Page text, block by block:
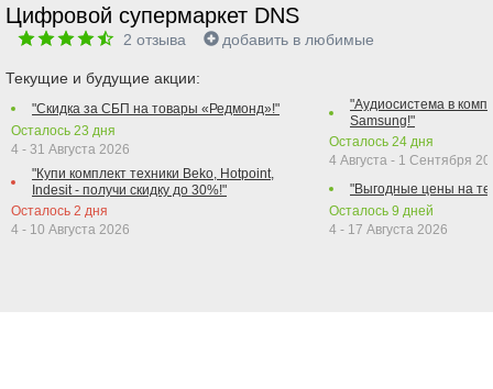
Цифровой супермаркет DNS
2 отзыва добавить в любимые
Текущие и будущие акции:
"Скидка за СБП на товары «Редмонд»!"
Осталось 23 дня
4 - 31 Августа 2026
"Купи комплект техники Beko, Hotpoint,
Indesit - получи скидку до 30%!"
Осталось 2 дня
4 - 10 Августа 2026
"Аудиосистема в
Samsung!"
Осталось 24 дня
4 Августа - 1 Сентября
"Выгодные цены на
Осталось 9 дней
4 - 17 Августа 2026